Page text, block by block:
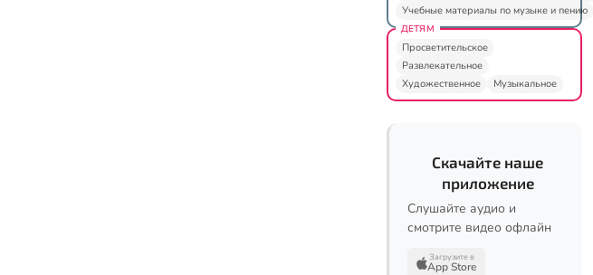
Учебные материалы по музыке и пению
ДЕТЯМ
Просветительское
Развлекательное
Художественное
Музыкальное
Скачайте наше
приложение
Слушайте аудио и
смотрите видео офлайн
Загрузите в
App Store